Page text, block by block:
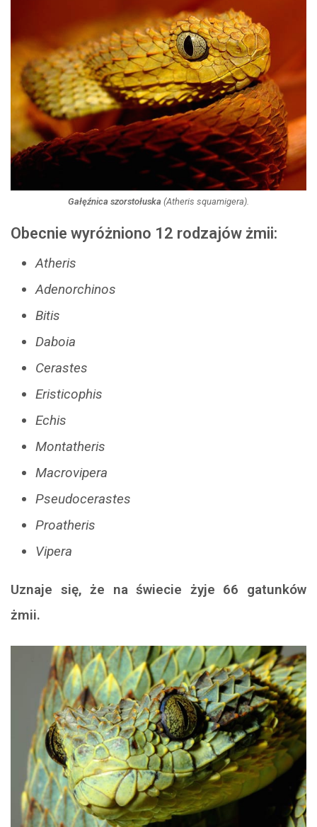
Gałęźnica szorstołuska (Atheris squamigera).
Obecnie wyróżniono 12 rodzajów żmii:
Atheris
Adenorchinos
Bitis
Daboia
Cerastes
Eristicophis
Echis
Montatheris
Macrovipera
Pseudocerastes
Proatheris
Vipera
Uznaje się, że na świecie żyje 66 gatunków
żmii.